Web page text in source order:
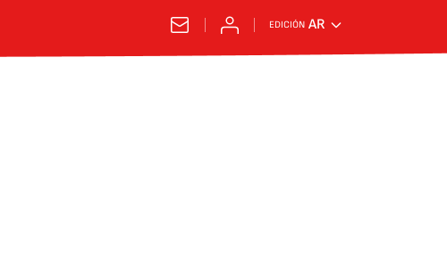
EDICIÓN AR